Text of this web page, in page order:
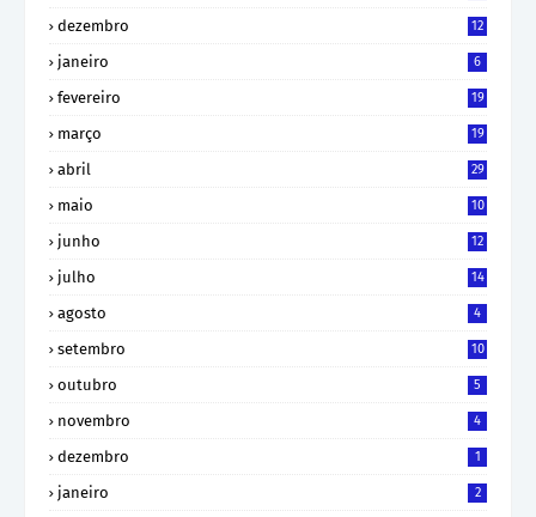
dezembro 12
janeiro 6
fevereiro 19
março 19
abril 29
maio 10
junho 12
julho 14
agosto 4
setembro 10
outubro 5
novembro 4
dezembro 1
janeiro 2